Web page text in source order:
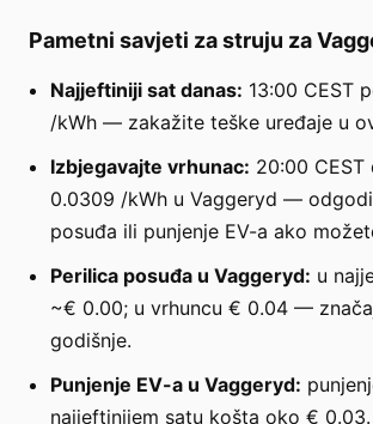
Pametni savjeti za struju za
Najjeftiniji sat danas: 13:00 CEST
/kWh — zakažite teške uređaje u
Izbjegavajte vrhunac: 20:00
0.0309 /kWh u Vaggeryd —
posuđa ili punjenje EV-a ako
Perilica posuđa u Vaggeryd: u
~€ 0.00; u vrhuncu € 0.04 —
godišnje.
Punjenje EV-a u Vaggeryd:
najjeftinijem satu košta oko € 0.03.